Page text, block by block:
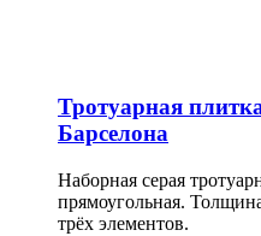
Тротуарная
Барселона
Наборная серая
прямоугольная.
трёх элементов.